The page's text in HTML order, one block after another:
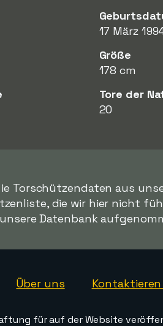
17 März
Größe
178 cm
Tore der
20
Torschützendaten aus
die wir hier nicht
Datenbank
Über uns Kontaktieren
für auf der Website